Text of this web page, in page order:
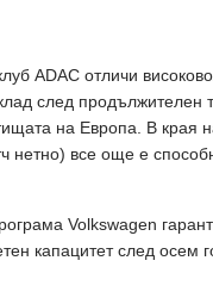
ADAC отличи
след продължителен
на Европа. В края
нетно) все още е
Volkswagen
капацитет след осем